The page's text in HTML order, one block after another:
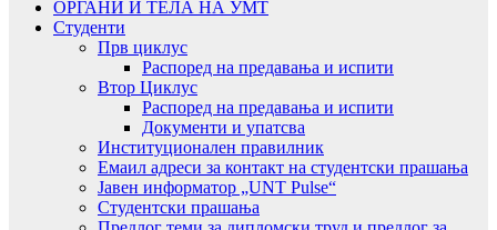
ОРГАНИ И ТЕЛА НА УМТ
Студенти
Прв циклус
Распоред на предавањa и испити
Втор Циклус
Распоред на предавањa и испити
Документи и упатсва
Институционален правилник
Емаил адреси за контакт на студентски прашања
Јавен информатор „UNT Pulse“
Студентски прашања